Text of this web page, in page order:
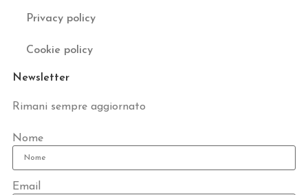
Privacy policy
Cookie policy
Newsletter
Rimani sempre aggiornato
Nome
Email